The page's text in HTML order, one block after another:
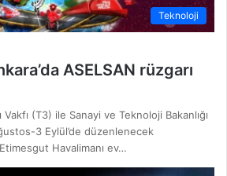
Teknoloji
ASELSAN rüzgarı
Vakfı (T3) ile Sanayi ve Teknoloji Bakanlığı
3 Eylül’de düzenlenecek
Havalimanı ev…